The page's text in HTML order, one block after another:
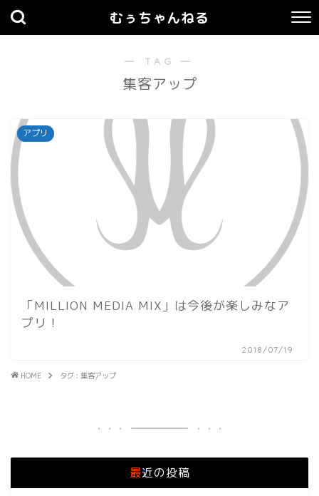
むぅちゃんねる
― TAG ―
集客アップ
アプリ
「MILLION MEDIA MIX」は今後が楽しみなア
プリ！
2018/07/19
HOME タグ : 集客アップ
最近の投稿